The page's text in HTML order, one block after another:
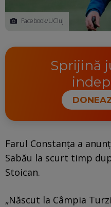
Facebook/UCluj
Sprijină
Farul Constanța a
Sabău la scurt timp
Stoican.
„Născut la Câmpia